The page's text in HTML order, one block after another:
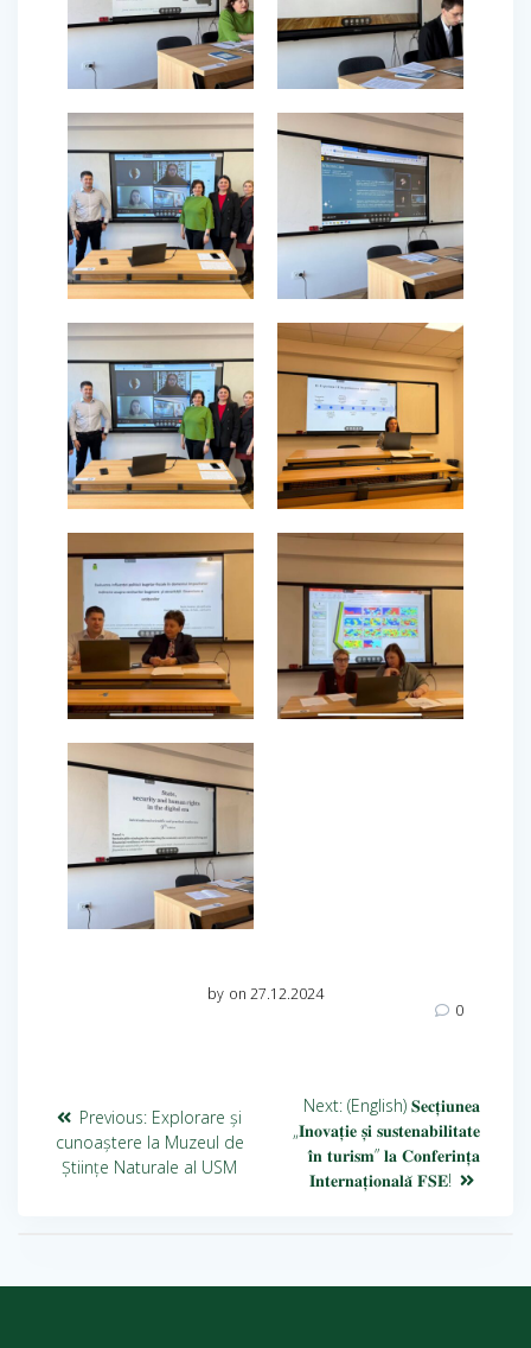
by on 27.12.2024
0
Previous: Explorare și
cunoaștere la Muzeul de
Științe Naturale al USM
Next: (English) 𝐒𝐞𝐜𝐭̦𝐢𝐮𝐧𝐞𝐚
„𝐈𝐧𝐨𝐯𝐚𝐭̦𝐢𝐞 𝐬̦𝐢 𝐬𝐮𝐬𝐭𝐞𝐧𝐚𝐛𝐢𝐥𝐢𝐭𝐚𝐭𝐞
𝐢̂𝐧 𝐭𝐮𝐫𝐢𝐬𝐦” 𝐥𝐚 𝐂𝐨𝐧𝐟𝐞𝐫𝐢𝐧𝐭̦𝐚
𝐈𝐧𝐭𝐞𝐫𝐧𝐚𝐭̦𝐢𝐨𝐧𝐚𝐥𝐚̆ 𝐅𝐒𝐄!